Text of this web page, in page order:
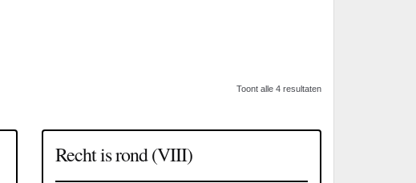
Toont alle 4 resultaten
Recht is rond (VIII)